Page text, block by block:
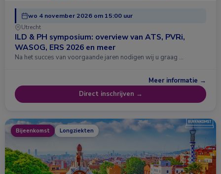
wo 4 november 2026 om 15:00 uur
Utrecht
ILD & PH symposium: overview van ATS, PVRi,
WASOG, ERS 2026 en meer
Na het succes van voorgaande jaren nodigen wij u graag …
Meer informatie →
Direct inschrijven →
Bijeenkomst Longziekten